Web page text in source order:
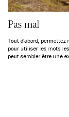
Pas mal
Tout d'abord,
pour utiliser les mots
peut sembler être une